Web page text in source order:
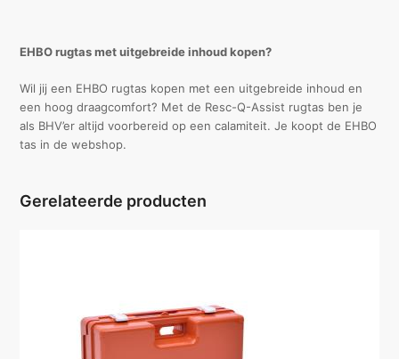
EHBO rugtas met uitgebreide inhoud kopen?
Wil jij een EHBO rugtas kopen met een uitgebreide inhoud en
een hoog draagcomfort? Met de Resc-Q-Assist rugtas ben je
als BHV’er altijd voorbereid op een calamiteit. Je koopt de EHBO
tas in de webshop.
Gerelateerde producten